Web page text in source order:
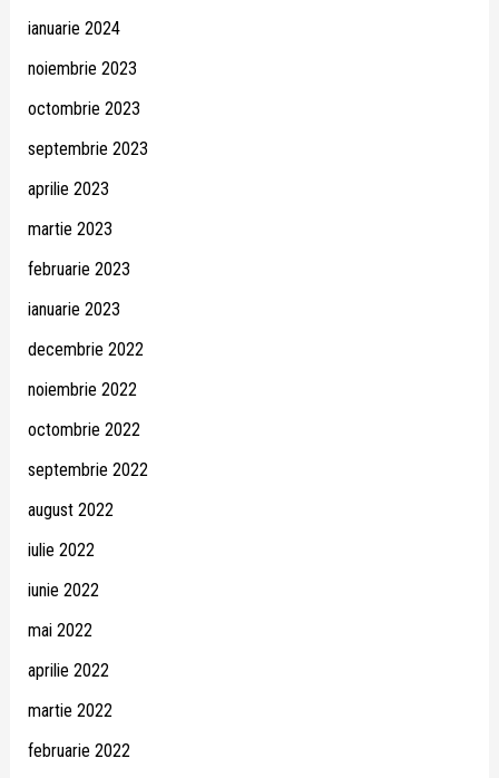
ianuarie 2024
noiembrie 2023
octombrie 2023
septembrie 2023
aprilie 2023
martie 2023
februarie 2023
ianuarie 2023
decembrie 2022
noiembrie 2022
octombrie 2022
septembrie 2022
august 2022
iulie 2022
iunie 2022
mai 2022
aprilie 2022
martie 2022
februarie 2022